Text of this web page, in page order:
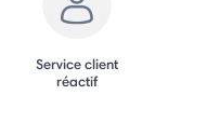
Service client
réactif